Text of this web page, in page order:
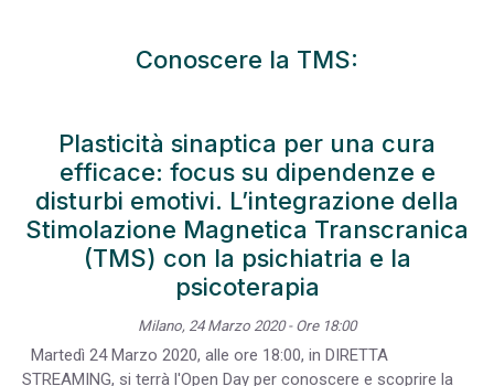
Conoscere la TMS:
Plasticità sinaptica per una cura
efficace: focus su dipendenze e
disturbi emotivi. L’integrazione della
Stimolazione Magnetica Transcranica
(TMS) con la psichiatria e la
psicoterapia
Milano, 24 Marzo 2020 - Ore 18:00
Martedì 24 Marzo 2020, alle ore 18:00, in DIRETTA
STREAMING, si terrà l'Open Day per conoscere e scoprire la